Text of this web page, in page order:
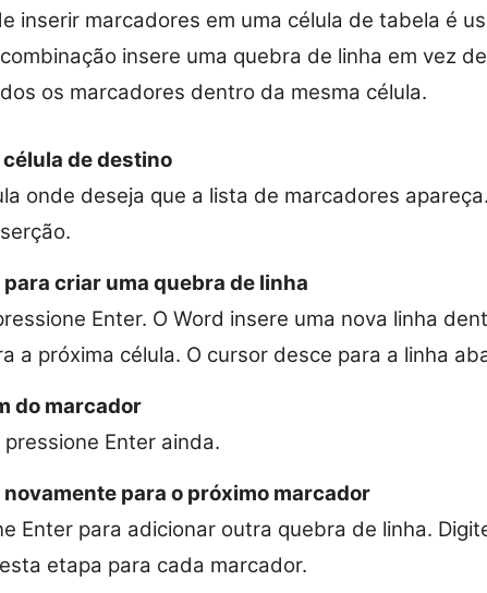
inserir marcadores em uma célula de tabela é
insere uma quebra de linha em vez
os marcadores dentro da mesma célula.
de destino
onde deseja que a lista de marcadores
criar uma quebra de linha
Enter. O Word insere uma nova linha
a próxima célula. O cursor desce para a linha
do marcador
Enter ainda.
para o próximo marcador
Enter para adicionar outra quebra de linha.
etapa para cada marcador.